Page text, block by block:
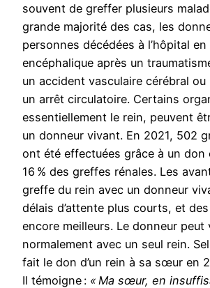
souvent de greffer plusieurs
grande majorité des cas, les
personnes décédées à l’hôpital
encéphalique après un
un accident vasculaire cérébral
un arrêt circulatoire. Certains
essentiellement le rein, peuvent
un donneur vivant. En 2021, 502
ont été effec­tuées grâce à un
16 % des greffes rénales. Les
greffe du rein avec un donneur
délais d’attente plus courts, et
encore meilleurs. Le donneur peut
normalement avec un seul rein.
fait le don d’un rein à sa sœur en
Il témoigne : « Ma sœur, en